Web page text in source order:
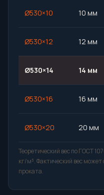
Ø530×10 10 мм
Ø530×12 12 мм
Ø530×14 14 мм
Ø530×16 16 мм
Ø530×20 20 мм
Теоретический вес по ГОСТ
кг/м³. Фактический вес
проката.